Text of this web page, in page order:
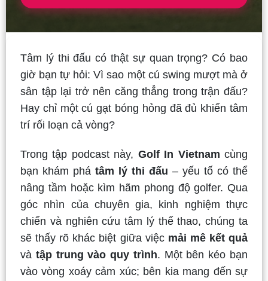
Tâm lý thi đấu có thật sự quan trọng? Có bao
giờ bạn tự hỏi: Vì sao một cú swing mượt mà ở
sân tập lại trở nên căng thẳng trong trận đấu?
Hay chỉ một cú gạt bóng hỏng đã đủ khiến tâm
trí rối loạn cả vòng?
Trong tập podcast này, Golf In Vietnam cùng
bạn khám phá tâm lý thi đấu – yếu tố có thể
nâng tầm hoặc kìm hãm phong độ golfer. Qua
góc nhìn của chuyên gia, kinh nghiệm thực
chiến và nghiên cứu tâm lý thể thao, chúng ta
sẽ thấy rõ khác biệt giữa việc mải mê kết quả
và tập trung vào quy trình. Một bên kéo bạn
vào vòng xoáy cảm xúc; bên kia mang đến sự